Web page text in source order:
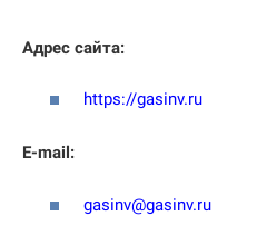
Адрес сайта:
https://gasinv.ru
E-mail:
gasinv@gasinv.ru